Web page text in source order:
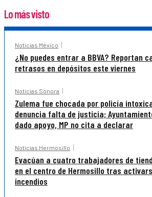
Lo más visto
Noticias México
¿No puedes entrar a BBVA? Reportan
retrasos en depósitos este viernes
Noticias Sonora
Zulema fue chocada por policía
denuncia falta de justicia;
dado apoyo, MP no cita a declarar
Noticias Hermosillo
Evacúan a cuatro trabajadores de
en el centro de Hermosillo tras
incendios